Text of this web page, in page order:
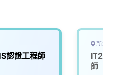
k
認證工程師
新北
師